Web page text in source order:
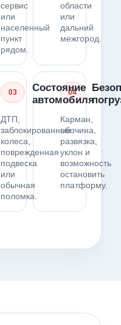
сервис
или
населенный
пункт
рядом.
области
или
дальний
межгород.
03
Состояние
автомобиля
ДТП,
заблокированные
колеса,
поврежденная
подвеска
или
обычная
поломка.
04
Карман,
обочина,
развязка,
уклон и
возможность
остановить
платформу.